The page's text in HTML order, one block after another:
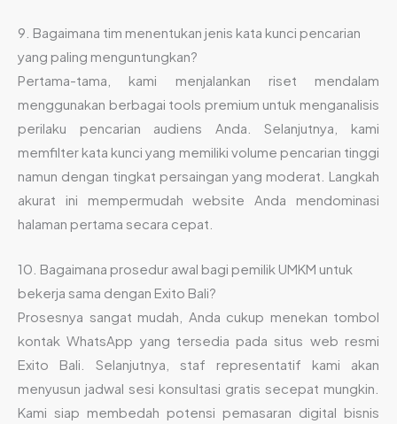
9. Bagaimana tim menentukan jenis kata kunci pencarian
yang paling menguntungkan?
Pertama-tama, kami menjalankan riset mendalam
menggunakan berbagai tools premium untuk menganalisis
perilaku pencarian audiens Anda. Selanjutnya, kami
memfilter kata kunci yang memiliki volume pencarian tinggi
namun dengan tingkat persaingan yang moderat. Langkah
akurat ini mempermudah website Anda mendominasi
halaman pertama secara cepat.
10. Bagaimana prosedur awal bagi pemilik UMKM untuk
bekerja sama dengan Exito Bali?
Prosesnya sangat mudah, Anda cukup menekan tombol
kontak WhatsApp yang tersedia pada situs web resmi
Exito Bali. Selanjutnya, staf representatif kami akan
menyusun jadwal sesi konsultasi gratis secepat mungkin.
Kami siap membedah potensi pemasaran digital bisnis